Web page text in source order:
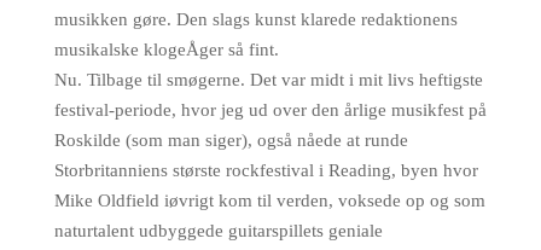
musikken gøre. Den slags kunst klarede redaktionens
musikalske klogeÅger så fint.
Nu. Tilbage til smøgerne. Det var midt i mit livs heftigste
festival-periode, hvor jeg ud over den årlige musikfest på
Roskilde (som man siger), også nåede at runde
Storbritanniens største rockfestival i Reading, byen hvor
Mike Oldfield iøvrigt kom til verden, voksede op og som
naturtalent udbyggede guitarspillets geniale